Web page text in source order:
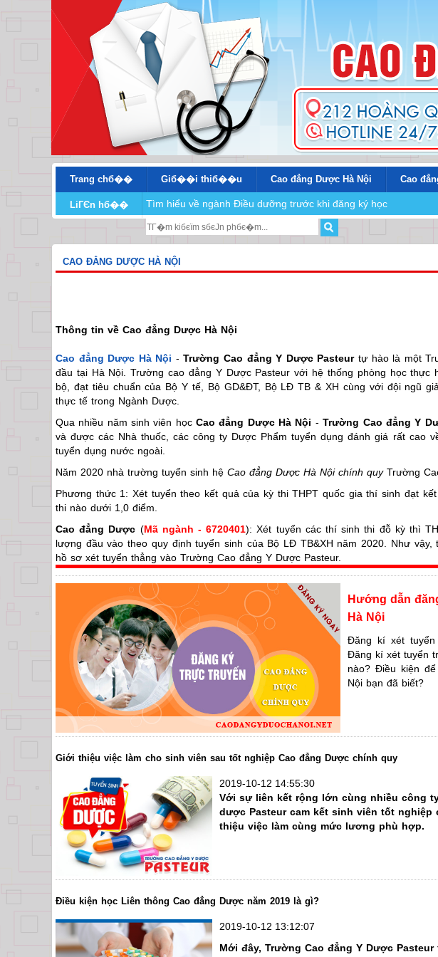
Trang chб�� Giб��i thiб��u Cao đẳng Dược Hà Nội Cao
LiГЄn hб�� Tìm hiểu về ngành Điều dưỡng trước khi đăng ký học
CAO ĐẲNG DƯỢC HÀ NỘI
Thông tin về Cao đẳng Dược Hà Nội
Cao đẳng Dược Hà Nội -Trường Cao đẳng Y Dược Pasteurtự hào là một
đầu tại Hà Nội. Trường cao đẳng Y Dược Pasteur với hệ thống phòng học
bộ, đạt tiêu chuẩn của Bộ Y tế, Bộ GD&ĐT, Bộ LĐ TB & XH cùng với đội ngũ
thực tế trong Ngành Dược.
Qua nhiều năm sinh viên họcCao đẳng Dược Hà Nội -Trường Cao đẳng Y
và được các Nhà thuốc, các công ty Dược Phẩm tuyển dụng đánh giá rất cao
tuyển dụng nước ngoài.
Năm 2020 nhà trường tuyển sinh hệ Cao đẳng Dược Hà Nội chính quyTrường
Phương thức 1: Xét tuyển theo kết quả của kỳ thi THPT quốc gia thí sinh đạt
thi nào dưới 1,0 điểm.
Cao đẳng Dược (Mã ngành - 6720401): Xét tuyển các thí sinh thi đỗ kỳ thì
lượng đầu vào theo quy định tuyển sinh của Bộ LĐ TB&XH năm 2020. Như
hồ sơ xét tuyển thẳng vào Trường Cao đẳng Y Dược Pasteur.
Đối với những thí sinh tốt nghiệp THPT từ năm 2019 trở về trước) yêu cầu như
Thí sinh trúng tuyểnCao đẳng Dược Hà NộiTrường Cao đẳng Y Dược Pasteur
➡ Được đào tạo trong mô hình giáo dục mới, ít lý thuyết, tập trung vào thực
kỹ năng nghề dược thực tế để ra trường có việc làm ngay và làm ngay được
đào tạo lại như một số Trường khác.
➡ Được giảng dạy bởi đội ngũ giáo viên Dược sĩ giỏi đã từng giảng dạy Đại học
cổ truyền Việt Nam.
➡ Được tham gia vào các buổi giao lưu thường niên với các công ty, Nhà
Cao đẳng Y Dược Pasteur là Trường duy nhất trên địa bàn thành phố Hà Nội
➡ Có cơ hội tìm việc làm dễ dàng với mức lương cao do Trung tâm Truyền
Hướng dẫn
Hà Nội
Đăng kí xét
Đăng kí xét tuyển
nào? Điều kiện
Nội bạn đã biết?
Giới thiệu việc làm cho sinh viên sau tốt nghiệp Cao đẳng Dược chính quy
2019-10-12 14:55:30
Với sự liên kết rộng lớn cùng nhiều công
dược Pasteur cam kết sinh viên tốt
thiệu việc làm cùng mức lương phù hợp.
Điều kiện học Liên thông Cao đẳng Dược năm 2019 là gì?
2019-10-12 13:12:07
Mới đây, Trường Cao đẳng Y Dược